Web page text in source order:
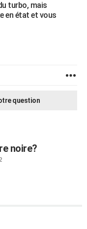
turbo, mais
en état et vous
question
noire?